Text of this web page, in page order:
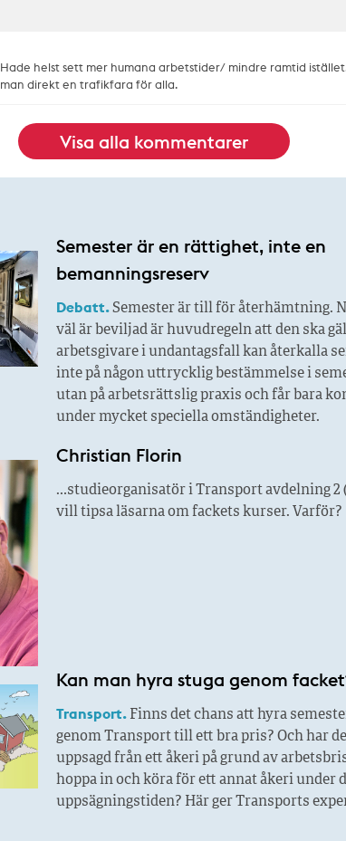
Hade helst sett mer humana arbetstider/ mindre ramtid
man direkt en trafikfara för alla.
Visa alla kommentarer
Semester är en rättighet, inte en
bemanningsreserv
Debatt.Semester är till för återhämtning.
väl är beviljad är huvudregeln att den ska
arbetsgivare i undantagsfall kan återkalla
inte på någon uttrycklig bestämmelse i
utan på arbetsrättslig praxis och får bara
under mycket speciella omständigheter.
Christian Florin
…studieorganisatör i Transport avdelning 2
vill tipsa läsarna om fackets kurser. Varför?
Kan man hyra stuga genom
Transport.Finns det chans att hyra
genom Transport till ett bra pris? Och har
uppsagd från ett åkeri på grund av
hoppa in och köra för ett annat åkeri under
uppsägningstiden? Här ger Transports